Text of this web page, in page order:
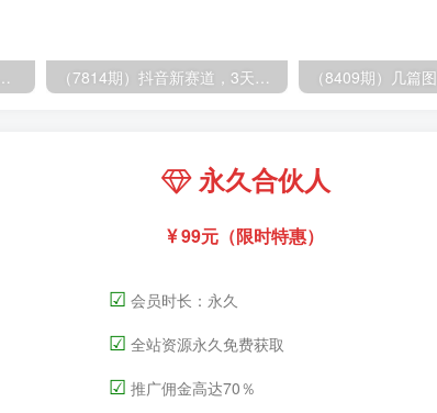
5000+，从0到1赚收益教程 （7814期）抖音新赛道，3天涨粉1W+，变现多样，giao哥英文语录
永久合伙人
99元（限时特惠）
☑ 会员时长：永久
☑ 全站资源永久免费获取
☑ 推广佣金高达70％